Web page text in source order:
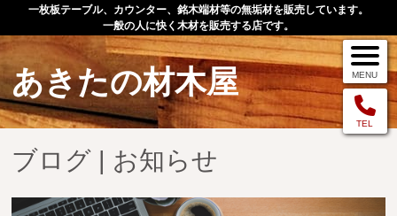
一枚板テーブル、カウンター、銘木端材等の無垢材を販売しています。
一般の人に快く木材を販売する店です。
あきたの材木屋
TEL
MENU
メニュー
TOP
作品例
ブログ | お知らせ